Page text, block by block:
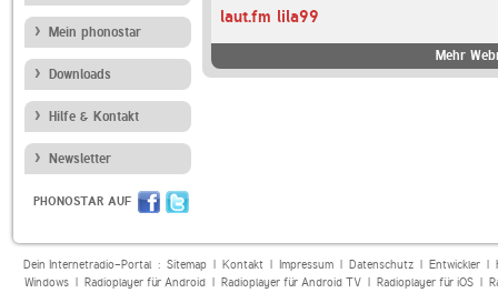
Mein phonostar
Downloads
Hilfe & Kontakt
Newsletter
PHONOSTAR AUF
laut.fm lila99
Mehr
Dein Internetradio-Portal : Sitemap| Kontakt| Impressum| Datenschutz| Entwickler|
Windows| Radioplayer für Android| Radioplayer für Android TV| Radioplayer für iOS|